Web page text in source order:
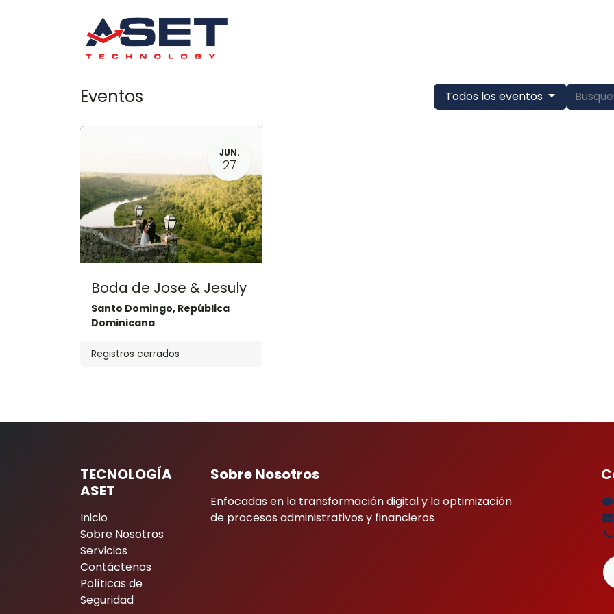
Eventos Todos los eventos
JUN.
27
Boda de Jose & Jesuly
Santo Domingo, República
Dominicana
Registros cerrados
TECNOLOGÍA
ASET
Inicio
Sobre Nosotros
Servicios
Contáctenos
Políticas de
Seguridad
Sobre Nosotros
Enfocadas en la transformación digital y la optimización
de procesos administrativos y financieros